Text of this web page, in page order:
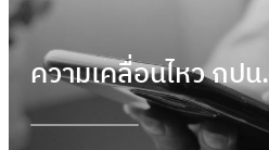
ความเคลื่อนไหว กปน.